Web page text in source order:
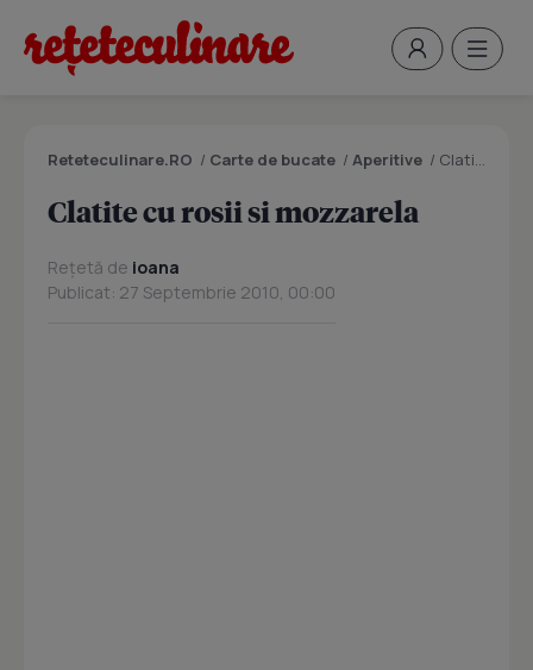
Reteteculinare.RO / Carte de bucate / Aperitive / Clatite cu rosii si mozzarela
Clatite cu rosii si mozzarela
Rețetă de ioana
Publicat: 27 Septembrie 2010, 00:00